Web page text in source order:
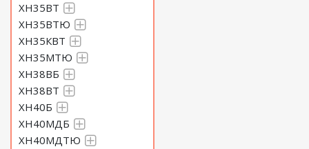
ХН35ВТ
ХН35ВТЮ
ХН35КВТ
ХН35МТЮ
ХН38ВБ
ХН38ВТ
ХН40Б
ХН40МДБ
ХН40МДТЮ